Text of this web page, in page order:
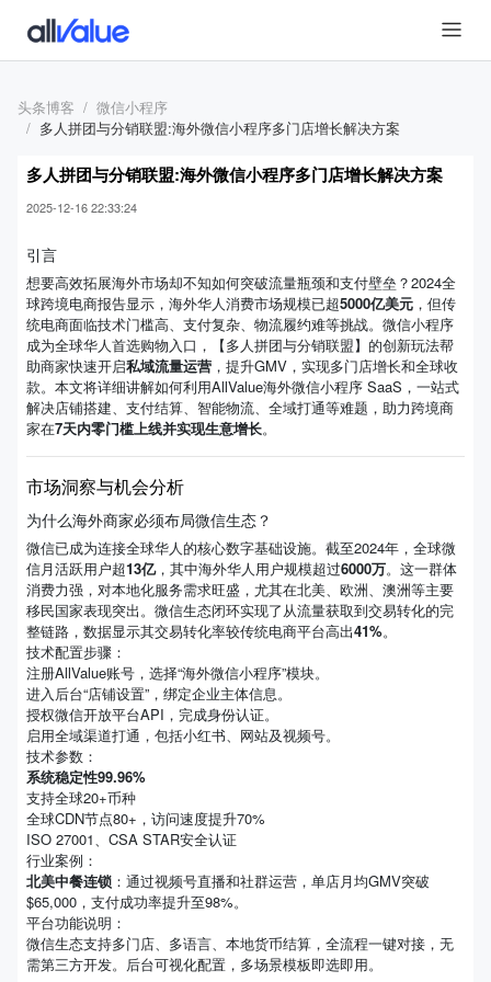
头条博客
微信小程序
多人拼团与分销联盟:海外微信小程序多门店增长解决方案
多人拼团与分销联盟:海外微信小程序多门店增长解决方案
2025-12-16 22:33:24
引言
想要高效拓展海外市场却不知如何突破流量瓶颈和支付壁垒？2024全
球跨境电商报告显示，海外华人消费市场规模已超5000亿美元 ，但传
统电商面临技术门槛高、支付复杂、物流履约难等挑战。微信小程序
成为全球华人首选购物入口，【多人拼团与分销联盟】的创新玩法帮
助商家快速开启私域流量运营 ，提升GMV，实现多门店增长和全球收
款。本文将详细讲解如何利用AllValue海外微信小程序 SaaS，一站式
解决店铺搭建、支付结算、智能物流、全域打通等难题，助力跨境商
家在7天内零门槛上线并实现生意增长。
市场洞察与机会分析
为什么海外商家必须布局微信生态？
微信已成为连接全球华人的核心数字基础设施。截至2024年，全球微
信月活跃用户超13亿，其中海外华人用户规模超过6000万。这一群体
消费力强，对本地化服务需求旺盛，尤其在北美、欧洲、澳洲等主要
移民国家表现突出。微信生态闭环实现了从流量获取到交易转化的完
整链路，数据显示其交易转化率较传统电商平台高出41%。
技术配置步骤：
注册AllValue账号，选择“海外微信小程序”模块。
进入后台“店铺设置”，绑定企业主体信息。
授权微信开放平台API，完成身份认证。
启用全域渠道打通，包括小红书、网站及视频号。
技术参数：
系统稳定性99.96%
支持全球20+币种
全球CDN节点80+，访问速度提升70%
ISO 27001、CSA STAR安全认证
行业案例：
北美中餐连锁 ：通过视频号直播和社群运营，单店月均GMV突破
$65,000，支付成功率提升至98%。
平台功能说明：
微信生态支持多门店、多语言、本地货币结算，全流程一键对接，无
需第三方开发。后台可视化配置，多场景模板即选即用。